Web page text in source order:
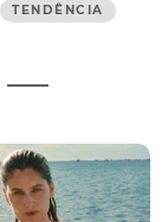
TENDÊNCIA